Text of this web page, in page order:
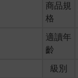
商品規
格
適讀年
齡
級別